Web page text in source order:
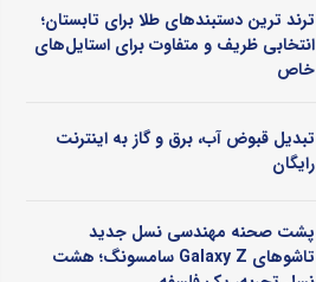
ترند ترین دستبندهای طلا برای تابستان؛
انتخابی ظریف و متفاوت برای استایل‌های
خاص
تبدیل قبوض آب، برق و گاز به اینترنت
رایگان
پشت صحنه مهندسی نسل جدید
تاشوهای Galaxy Z سامسونگ؛ هشت